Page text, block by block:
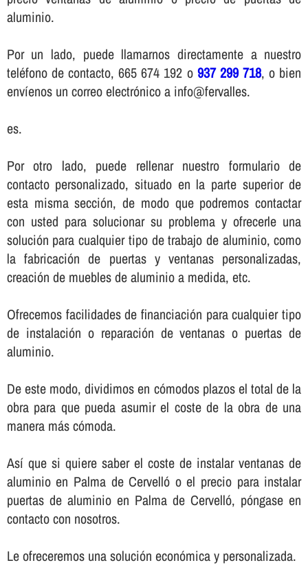
aluminio.
Por un lado, puede llamarnos directamente a nuestro
teléfono de contacto, 665 674 192 o 937 299 718, o bien
enví­enos un correo electrónico a info@fervalles.
es.
Por otro lado, puede rellenar nuestro formulario de
contacto personalizado, situado en la parte superior de
esta misma sección, de modo que podremos contactar
con usted para solucionar su problema y ofrecerle una
solución para cualquier tipo de trabajo de aluminio, como
la fabricación de puertas y ventanas personalizadas,
creación de muebles de aluminio a medida, etc.
Ofrecemos facilidades de financiación para cualquier tipo
de instalación o reparación de ventanas o puertas de
aluminio.
De este modo, dividimos en cómodos plazos el total de la
obra para que pueda asumir el coste de la obra de una
manera más cómoda.
Así­ que si quiere saber el coste de instalar ventanas de
aluminio en Palma de Cervelló o el precio para instalar
puertas de aluminio en Palma de Cervelló, póngase en
contacto con nosotros.
Le ofreceremos una solución económica y personalizada.